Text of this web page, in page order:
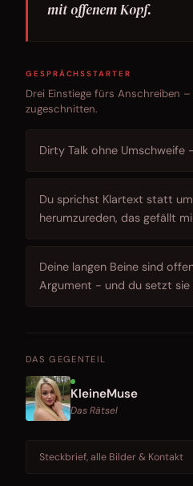
mit offenem Kopf.
GESPRÄCHSSTARTER
Drei Einstiege fürs Anschreiben
zugeschnitten.
Dirty Talk ohne Umschweife
Du sprichst Klartext statt
herumzureden, das gefällt
Deine langen Beine sind
Argument - und du setzt sie
DAS GEGENTEIL
KleineMuse
Das Rätsel
Steckbrief, alle Bilder & Kontakt